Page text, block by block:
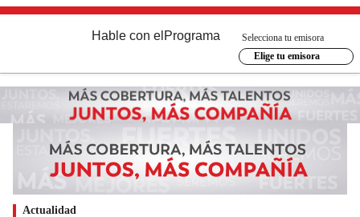
Hable con el Programa
Selecciona tu emisora
Elige tu emisora
Actualidad